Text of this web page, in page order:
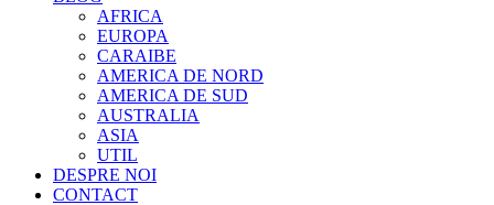
AFRICA
EUROPA
CARAIBE
AMERICA DE NORD
AMERICA DE SUD
AUSTRALIA
ASIA
UTIL
DESPRE NOI
CONTACT